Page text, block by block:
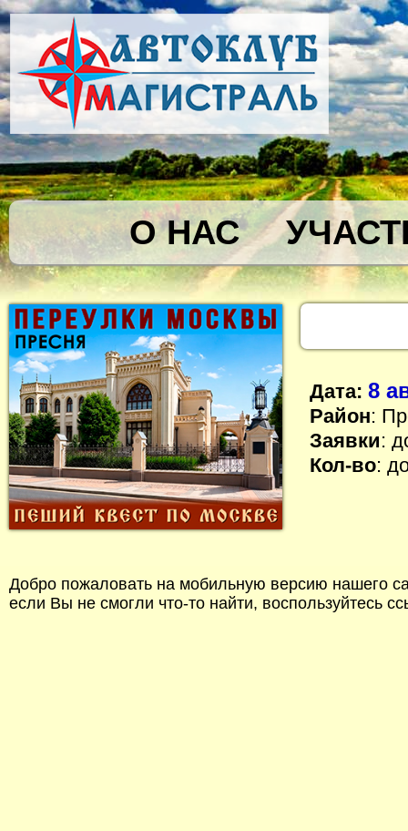
О НАС
Дата: 8
Район:
Заявки:
Кол-во:
Добро пожаловать на мобильную версию нашего
если Вы не смогли что-то найти, воспользуйтесь